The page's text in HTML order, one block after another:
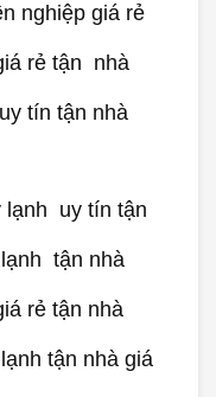
nghiệp giá rẻ
rẻ tận nhà
tín tận nhà
uy tín tận
tận nhà
rẻ tận nhà
tận nhà giá